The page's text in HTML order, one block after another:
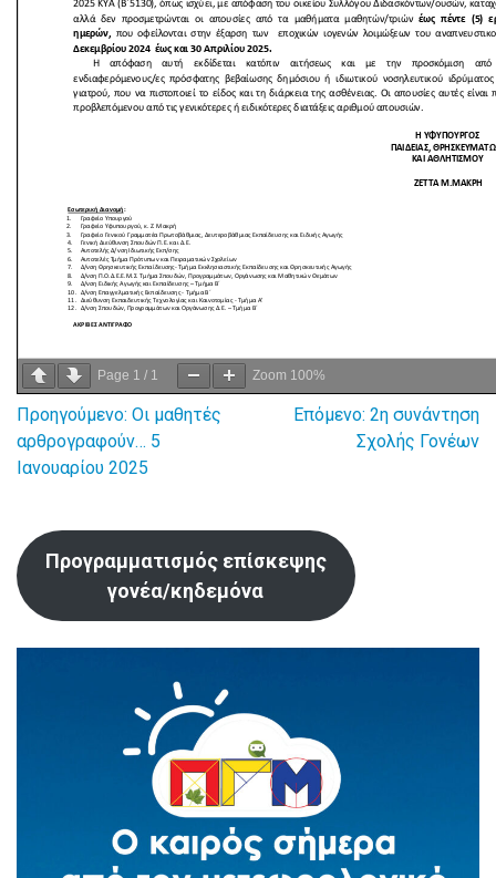
Page 1 / 1 Zoom 100%
Πλοήγηση
άρθρων
Προηγούμενο: Οι μαθητές
αρθρογραφούν… 5
Ιανουαρίου 2025
Επόμενο: 2η συνάντηση
Σχολής Γονέων
Προγραμματισμός επίσκεψης
γονέα/κηδεμόνα